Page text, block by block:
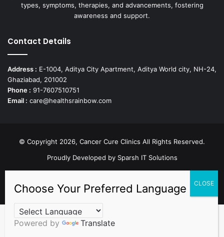
types, symptoms, therapies, and advancements, fostering
awareness and support.
Contact Details
Address : E-1004, Aditya City Apartment, Aditya World city, NH-24,
Ghaziabad, 201002
Phone : 91-7607510751
Email : care@healthsrainbow.com
© Copyright 2026, Cancer Cure Clinics All Rights Reserved.
Proudly Developed by Sparsh IT Solutions
Facebook PinterestLinkedIn Instagram
TikTok
Powered by Translate